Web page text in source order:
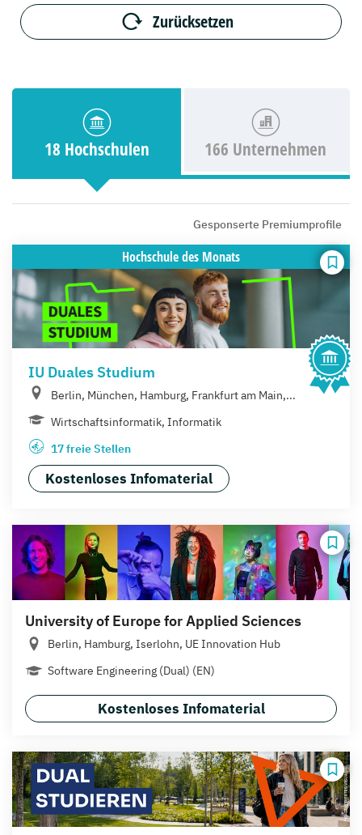
Zurücksetzen
18 Hochschulen 166 Unternehmen
Gesponserte Premiumprofile
Hochschuledes Monats
IU Duales Studium
Berlin, München, Hamburg, Frankfurt am Main,...
Wirtschaftsinformatik, Informatik
17 freie Stellen
Kostenloses Infomaterial
University of Europe for Applied Sciences
Berlin, Hamburg, Iserlohn, UE Innovation Hub
Software Engineering (Dual) (EN)
Kostenloses Infomaterial